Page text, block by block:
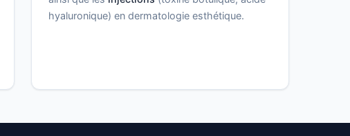
hyaluronique) en dermatologie esthétique.